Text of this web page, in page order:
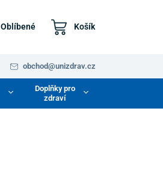
Oblíbené Košík
obchod@unizdrav.cz
Doplňky pro
zdraví